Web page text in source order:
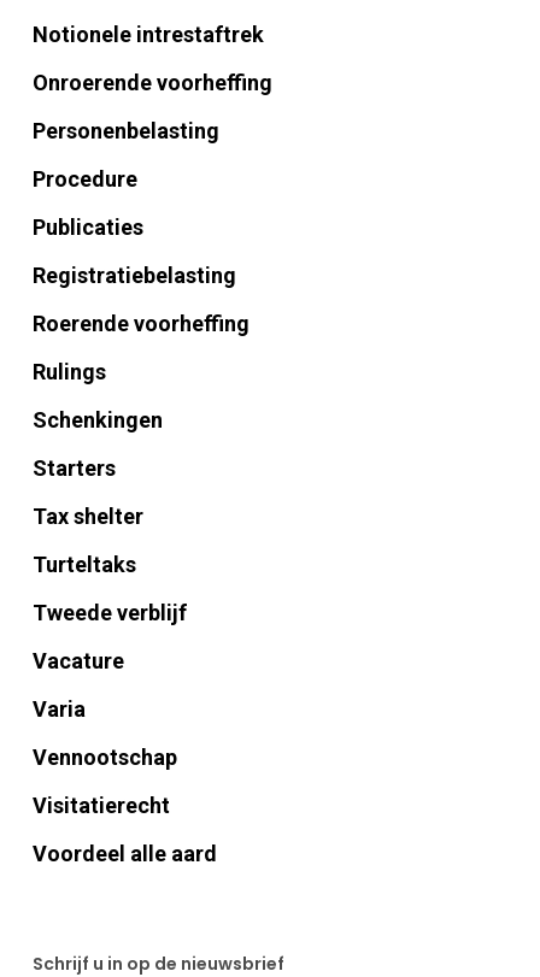
Notionele intrestaftrek
Onroerende voorheffing
Personenbelasting
Procedure
Publicaties
Registratiebelasting
Roerende voorheffing
Rulings
Schenkingen
Starters
Tax shelter
Turteltaks
Tweede verblijf
Vacature
Varia
Vennootschap
Visitatierecht
Voordeel alle aard
Schrijf u in op de nieuwsbrief